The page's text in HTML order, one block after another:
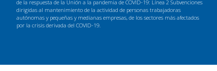
de la respuesta de la Unión a la pandemia de COVID-19: Línea 2 Subvenciones
dirigidas al mantenimiento de la actividad de personas trabajadoras
autónomas y pequeñas y medianas empresas, de los sectores más afectados
por la crisis derivada del COVID-19.